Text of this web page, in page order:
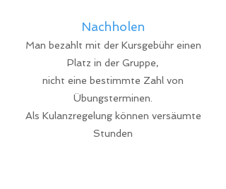
Nachholen
Man bezahlt mit der Kursgebühr einen
Platz in der Gruppe,
nicht eine bestimmte Zahl von
Übungsterminen.
Als Kulanzregelung können versäumte
Stunden